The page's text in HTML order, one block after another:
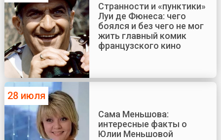
Странности и «пунктики»
Луи де Фюнеса: чего
боялся и без чего не мог
жить главный комик
французского кино
28 июля
Сама Меньшова:
интересные факты о
Юлии Меньшовой